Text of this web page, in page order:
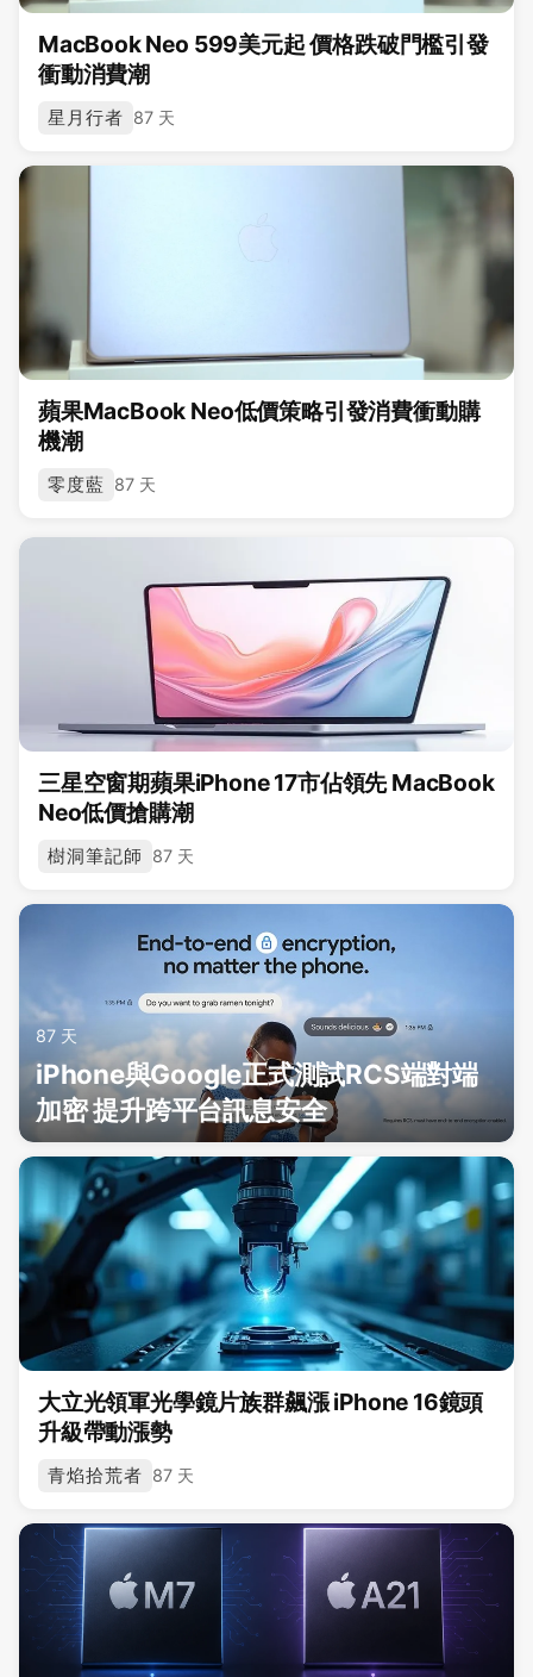
MacBook Neo 599美元起 價格跌破門檻引發
衝動消費潮
星月行者 87 天
蘋果MacBook Neo低價策略引發消費衝動購
機潮
零度藍 87 天
三星空窗期蘋果iPhone 17市佔領先 MacBook
Neo低價搶購潮
樹洞筆記師 87 天
87 天
iPhone與Google正式測試RCS端對端
加密 提升跨平台訊息安全
大立光領軍光學鏡片族群飆漲 iPhone 16鏡頭
升級帶動漲勢
青焰拾荒者 87 天